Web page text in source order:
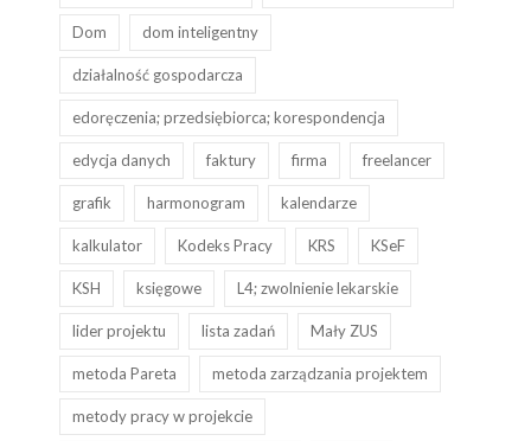
Dom dom inteligentny
działalność gospodarcza
edoręczenia; przedsiębiorca; korespondencja
edycja danych faktury firma freelancer
grafik harmonogram kalendarze
kalkulator Kodeks Pracy KRS KSeF
KSH księgowe L4; zwolnienie lekarskie
lider projektu lista zadań Mały ZUS
metoda Pareta metoda zarządzania projektem
metody pracy w projekcie